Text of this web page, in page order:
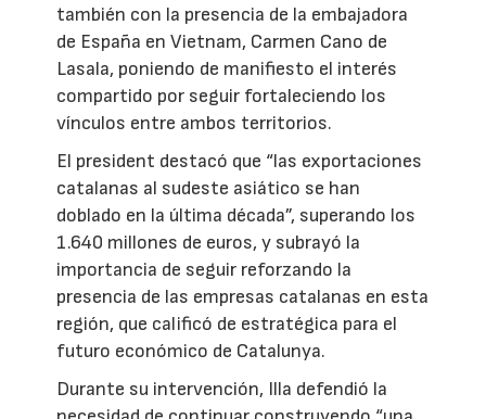
también con la presencia de la embajadora
de España en Vietnam, Carmen Cano de
Lasala, poniendo de manifiesto el interés
compartido por seguir fortaleciendo los
vínculos entre ambos territorios.
El president destacó que “las exportaciones
catalanas al sudeste asiático se han
doblado en la última década”, superando los
1.640 millones de euros, y subrayó la
importancia de seguir reforzando la
presencia de las empresas catalanas en esta
región, que calificó de estratégica para el
futuro económico de Catalunya.
Durante su intervención, Illa defendió la